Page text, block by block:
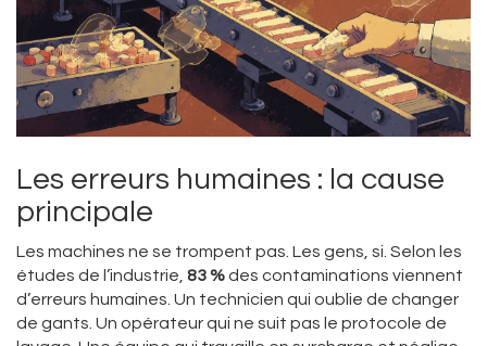
Les erreurs humaines : la cause
principale
Les machines ne se trompent pas. Les gens, si. Selon les
études de l’industrie, 83 %des contaminations viennent
d’erreurs humaines. Un technicien qui oublie de changer
de gants. Un opérateur qui ne suit pas le protocole de